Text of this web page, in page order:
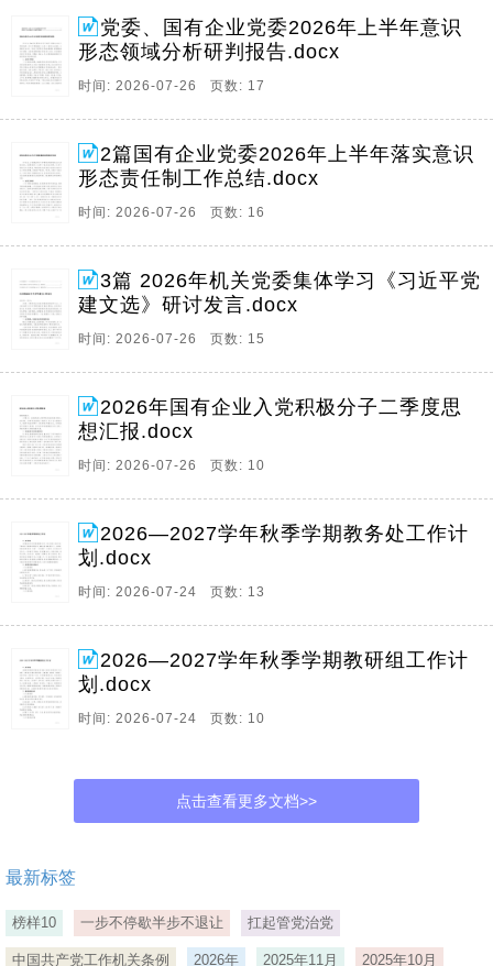
党委、国有企业党委2026年上半年意识
形态领域分析研判报告.docx
时间: 2026-07-26 页数: 17
2篇国有企业党委2026年上半年落实意识
形态责任制工作总结.docx
时间: 2026-07-26 页数: 16
3篇 2026年机关党委集体学习《习近平党
建文选》研讨发言.docx
时间: 2026-07-26 页数: 15
2026年国有企业入党积极分子二季度思
想汇报.docx
时间: 2026-07-26 页数: 10
2026—2027学年秋季学期教务处工作计
划.docx
时间: 2026-07-24 页数: 13
2026—2027学年秋季学期教研组工作计
划.docx
时间: 2026-07-24 页数: 10
点击查看更多文档>>
最新标签
榜样10 一步不停歇半步不退让 扛起管党治党
中国共产党工作机关条例 2026年 2025年11月 2025年10月